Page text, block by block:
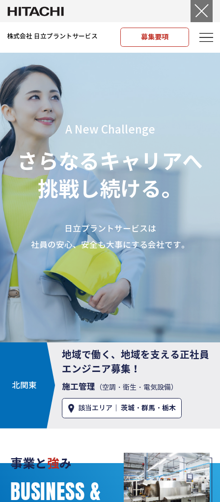
株式会社 日立プラントサービス 募集要項
A New Challenge
さらなるキャリアへ
挑戦し続ける。
日立プラントサービスは
社員の安心、安全も大事にする会社です。
北関東
地域で働く、地域を支える正社員
エンジニア募集！
施工管理 （空調・衛生・電気設備）
該当エリア｜ 茨城・群馬・栃木
事業と強み
BUSINESS &